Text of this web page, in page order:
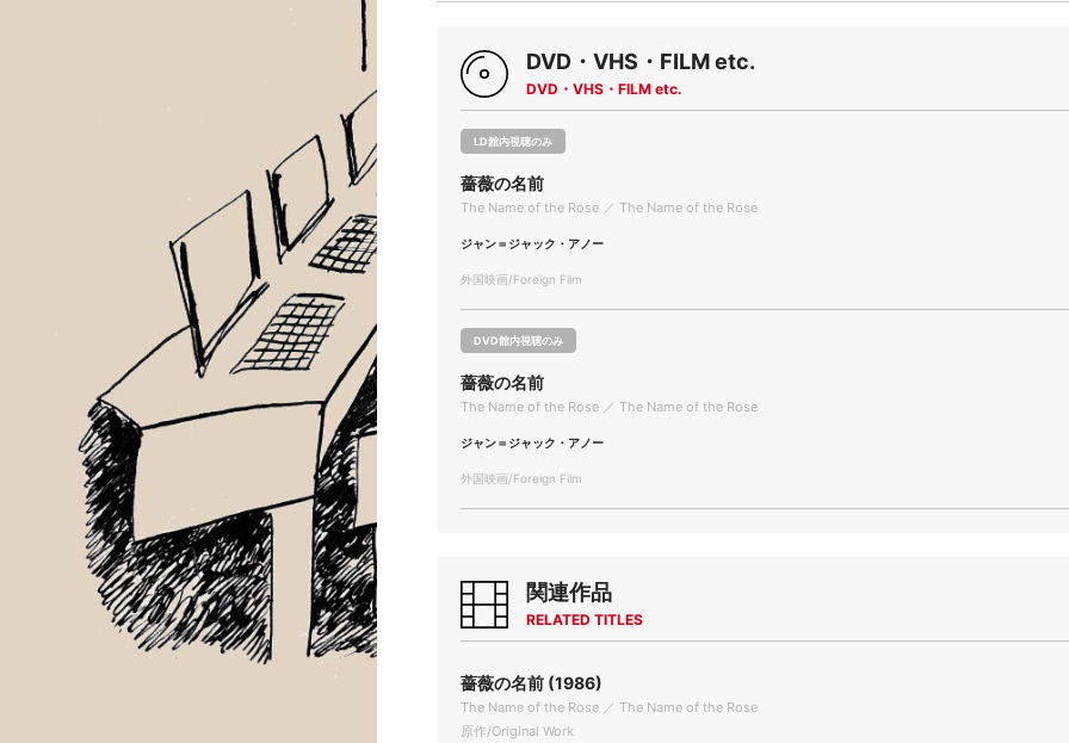
DVD・VHS・FILM etc.
DVD・VHS・FILM etc.
LD館内視聴のみ
薔薇の名前
The Name of the Rose ／ The Name of the Rose
ジャン＝ジャック・アノー
外国映画/Foreign Film
DVD館内視聴のみ
薔薇の名前
The Name of the Rose ／ The Name of the Rose
ジャン＝ジャック・アノー
外国映画/Foreign Film
関連作品
RELATED TITLES
薔薇の名前 (1986)
The Name of the Rose ／ The Name of the Rose
原作/Original Work